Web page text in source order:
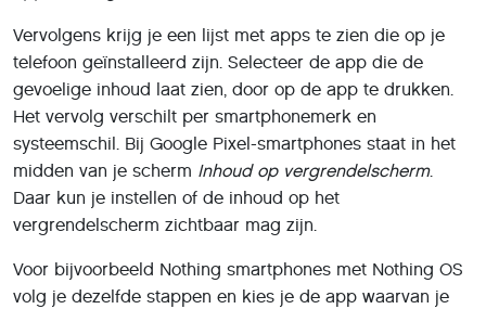
Vervolgens krijg je een lijst met apps te zien die op je
telefoon geïnstalleerd zijn. Selecteer de app die de
gevoelige inhoud laat zien, door op de app te drukken.
Het vervolg verschilt per smartphonemerk en
systeemschil. Bij Google Pixel-smartphones staat in het
midden van je scherm Inhoud op vergrendelscherm.
Daar kun je instellen of de inhoud op het
vergrendelscherm zichtbaar mag zijn.
Voor bijvoorbeeld Nothing smartphones met Nothing OS
volg je dezelfde stappen en kies je de app waarvan je